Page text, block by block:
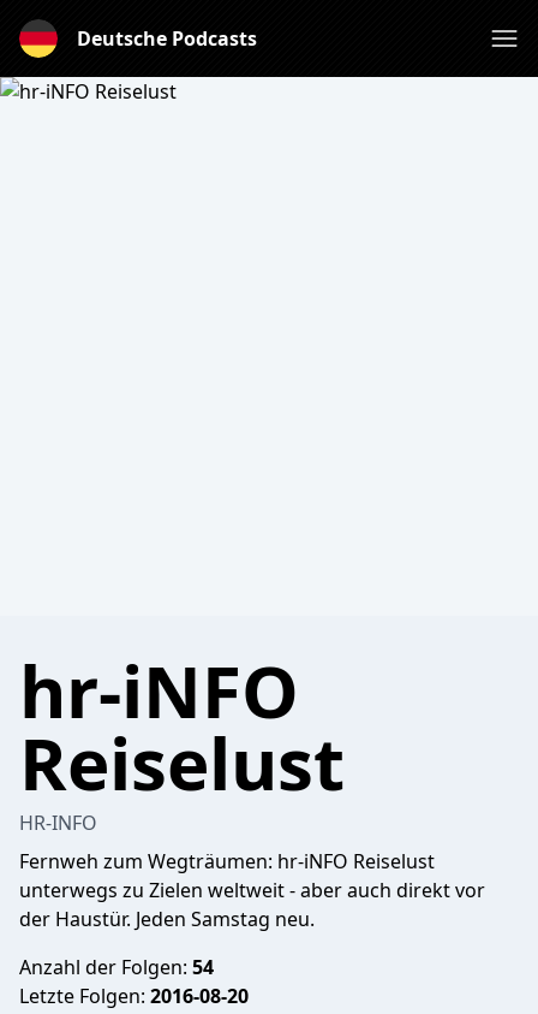
Deutsche Podcasts
hr-iNFO
Reiselust
HR-INFO
Fernweh zum Wegträumen: hr-iNFO Reiselust
unterwegs zu Zielen weltweit - aber auch direkt vor
der Haustür. Jeden Samstag neu.
Anzahl der Folgen: 54
Letzte Folgen: 2016-08-20